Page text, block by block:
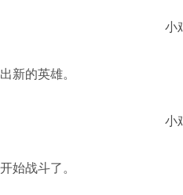
新的英雄。
始战斗了。